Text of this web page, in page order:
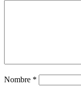
Nombre *